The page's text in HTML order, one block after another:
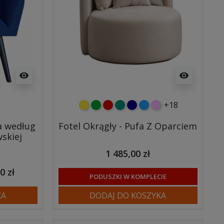
visibility
według
zł
visibility
żółtyzielonyczerwony
turkusowy
granatowy
niebieski
różowy
+18
Fotel Okrągły - Pufa Z Oparciem
1 485,00 zł
PODUSZKI W KOMPLECIE
DODAJ DO KOSZYKA